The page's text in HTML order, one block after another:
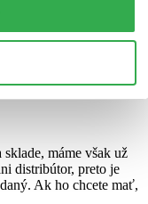
poznať, že ju niekto
poškodená tak, aby
Knihu sme
obaloch
máme však už
distribútor, preto je
Ak ho chcete mať,